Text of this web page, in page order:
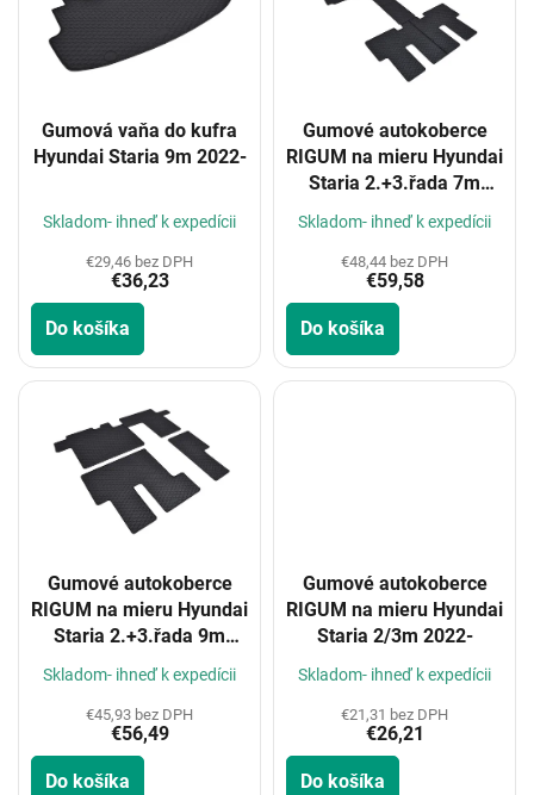
Gumová vaňa do kufra
Hyundai Staria 9m 2022-
Skladom- ihneď k expedícii
€29,46 bez DPH
€36,23
Do košíka
Gumové autokoberce
RIGUM na mieru Hyundai
Staria 2.+3.řada 7m
2022-
Skladom- ihneď k expedícii
€48,44 bez DPH
€59,58
Do košíka
Gumové autokoberce
RIGUM na mieru Hyundai
Staria 2.+3.řada 9m
2022-
Skladom- ihneď k expedícii
€45,93 bez DPH
€56,49
Do košíka
Gumové autokoberce
RIGUM na mieru Hyundai
Staria 2/3m 2022-
Skladom- ihneď k expedícii
€21,31 bez DPH
€26,21
Do košíka